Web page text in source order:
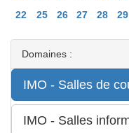
22
25 26 27 28 29
Domaines :